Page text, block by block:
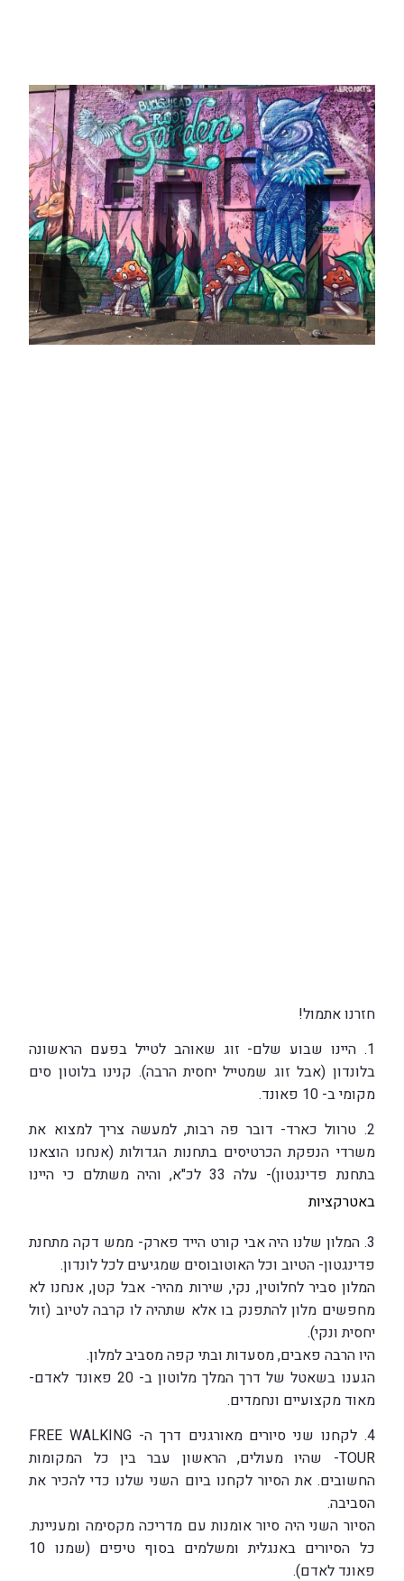
חזרנו אתמול!
1. היינו שבוע שלם- זוג שאוהב לטייל בפעם הראשונה
בלונדון (אבל זוג שמטייל יחסית הרבה). קנינו בלוטון סים
מקומי ב- 10 פאונד.
2. טרוול כארד- דובר פה רבות, למעשה צריך למצוא את
משרדי הנפקת הכרטיסים בתחנות הגדולות (אנחנו הוצאנו
בתחנת פדינגטון)- עלה 33 לכ"א, והיה משתלם כי היינו
באטרקציות
3. המלון שלנו היה אבי קורט הייד פארק- ממש דקה מתחנת
פדינגטון- הטיוב וכל האוטובוסים שמגיעים לכל לונדון.
המלון סביר לחלוטין, נקי, שירות מהיר- אבל קטן, אנחנו לא
מחפשים מלון להתפנק בו אלא שתהיה לו קרבה לטיוב (זול
יחסית ונקי).
היו הרבה פאבים, מסעדות ובתי קפה מסביב למלון.
הגענו בשאטל של דרך המלך מלוטון ב- 20 פאונד לאדם-
מאוד מקצועיים ונחמדים.
4. לקחנו שני סיורים מאורגנים דרך ה- FREE WALKING
TOUR- שהיו מעולים, הראשון עבר בין כל המקומות
החשובים. את הסיור לקחנו ביום השני שלנו כדי להכיר את
הסביבה.
הסיור השני היה סיור אומנות עם מדריכה מקסימה ומעניינת.
כל הסיורים באנגלית ומשלמים בסוף טיפים (שמנו 10
פאונד לאדם).